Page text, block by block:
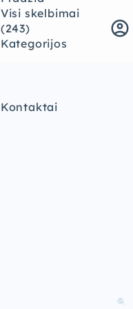
Visi skelbimai
(243)
Kategorijos
Kontaktai
account_circle